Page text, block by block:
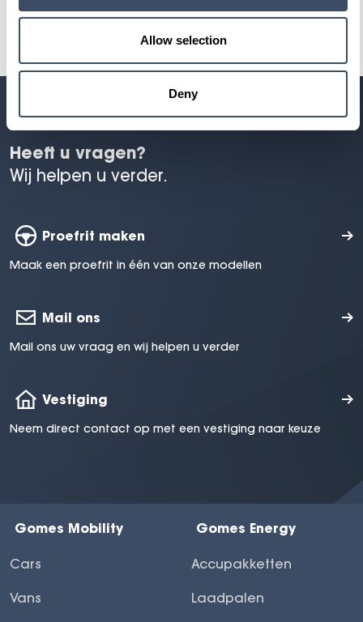
Allow selection
Deny
Heeft u vragen?
Wij helpen u verder.
Proefrit maken
Maak een proefrit in één van onze modellen
Mail ons
Mail ons uw vraag en wij helpen u verder
Vestiging
Neem direct contact op met een vestiging naar keuze
Gomes Mobility
Cars
Vans
Gomes Energy
Accupakketten
Laadpalen